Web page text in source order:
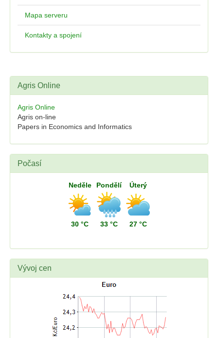
Mapa serveru
Kontakty a spojení
Agris Online
Agris Online
Agris on-line
Papers in Economics and Informatics
Počasí
Neděle
30 °C
Pondělí
33 °C
Úterý
27 °C
Vývoj cen